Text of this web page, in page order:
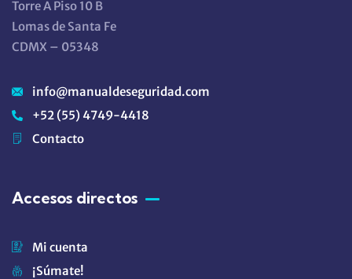
Torre A Piso 10 B
Lomas de Santa Fe
CDMX – 05348
info@manualdeseguridad.com
+52 (55) 4749-4418
Contacto
Accesos directos
Mi cuenta
¡Súmate!